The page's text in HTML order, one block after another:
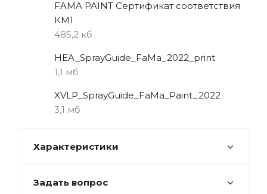
FAMA PAINT Сертификат соответствия
КМ1
485,2 кб
HEA_SprayGuide_FaMa_2022_print
1,1 мб
XVLP_SprayGuide_FaMa_Paint_2022
3,1 мб
Характеристики
Задать вопрос